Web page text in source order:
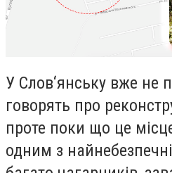
У Слов‘янську вже не
говорять про
проте поки що це
одним з